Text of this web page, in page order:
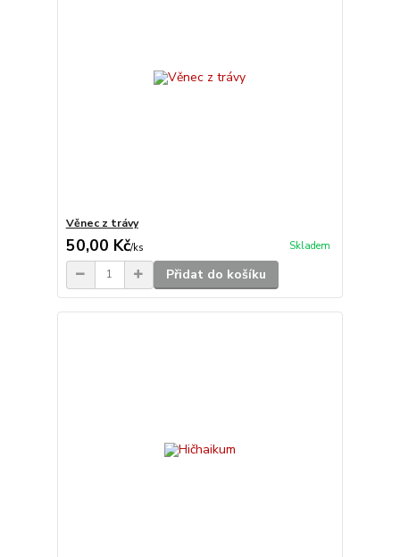
Věnec z trávy
50,00 Kč/ks Skladem
Přidat do košíku